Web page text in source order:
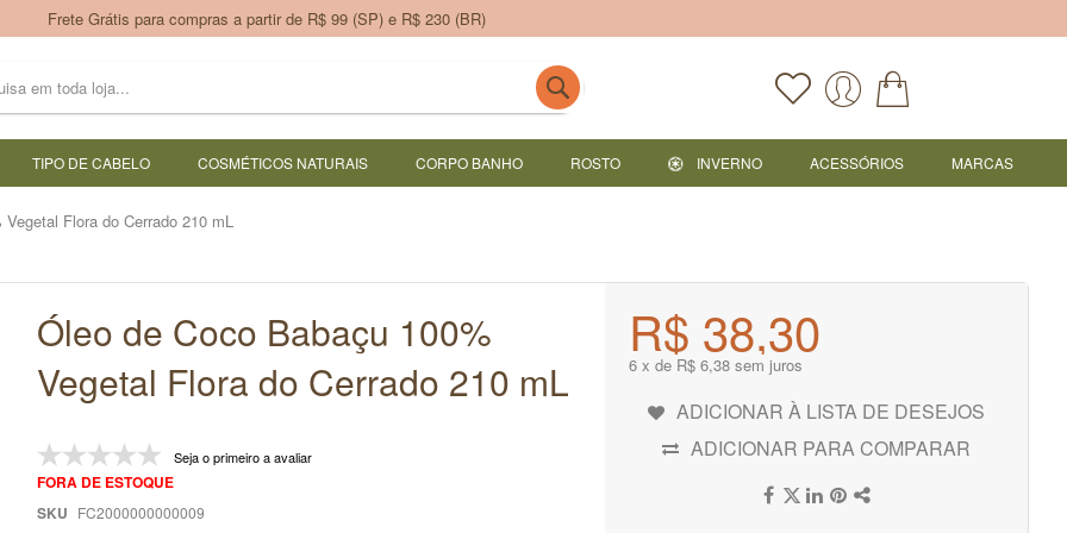
Frete Grátis para compras a partir de R$ 99 (SP) e R$ 230 (BR)
TIPO DE CABELO COSMÉTICOS NATURAIS CORPO BANHO ROSTO INVERNO ACESSÓRIOS MARCAS
Flora do Cerrado 210 mL
Óleo de Coco Babaçu 100%
Vegetal Flora do Cerrado 210 mL
Seja o primeiro a avaliar
FORA DE ESTOQUE
SKU FC2000000000009
R$ 38,30
6 x de R$ 6,38 sem juros
ADICIONAR À LISTA DE DESEJOS
ADICIONAR PARA COMPARAR